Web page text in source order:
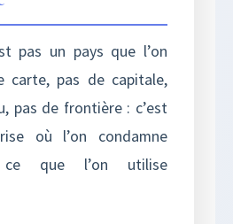
pas un pays que l’on
carte, pas de capitale,
pas de frontière : c’est
où l’on condamne
ce que l’on utilise